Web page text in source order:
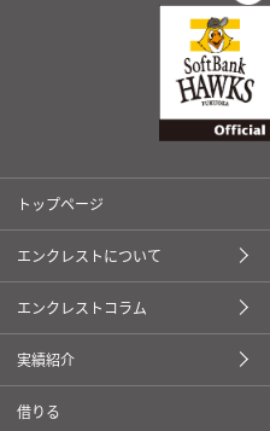
トップページ
エンクレストについて
エンクレストコラム
実績紹介
借りる